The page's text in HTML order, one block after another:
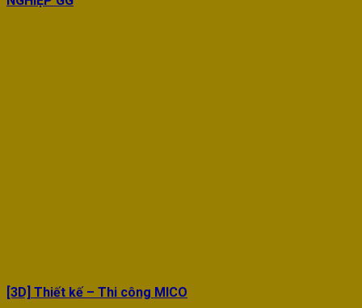
[3D] Thiết kế – Thi công MICO